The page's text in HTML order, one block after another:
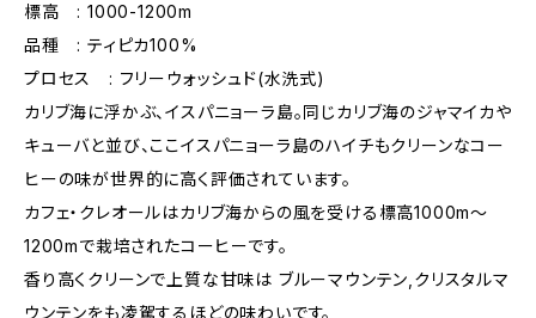
標高 : 1000-1200m
品種 : ティピカ100%
プロセス : フリーウォッシュド(水洗式)
カリブ海に浮かぶ、イスパニョーラ島。同じカリブ海のジャマイカや
キューバと並び、ここイスパニョーラ島のハイチもクリーンなコー
ヒーの味が世界的に高く評価されています。
カフェ・クレオールはカリブ海からの風を受ける標高1000m～
1200mで栽培されたコーヒーです。
香り高くクリーンで上質な甘味は ブルーマウンテン,クリスタルマ
ウンテンをも凌駕するほどの味わいです。